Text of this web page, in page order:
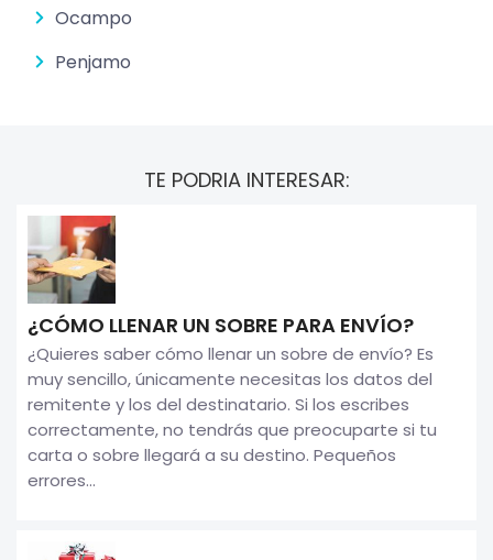
Ocampo
Penjamo
TE PODRIA INTERESAR:
¿CÓMO LLENAR UN SOBRE PARA ENVÍO?
¿Quieres saber cómo llenar un sobre de envío? Es
muy sencillo, únicamente necesitas los datos del
remitente y los del destinatario. Si los escribes
correctamente, no tendrás que preocuparte si tu
carta o sobre llegará a su destino. Pequeños
errores...